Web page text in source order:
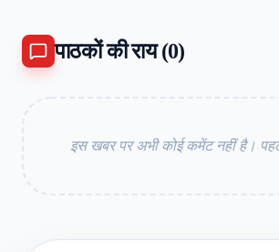
पाठकों की राय (0)
इस खबर पर अभी कोई कमेंट नहीं है।